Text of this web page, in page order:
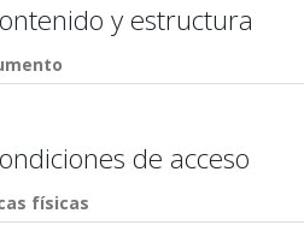
y estructura
de acceso
físicas